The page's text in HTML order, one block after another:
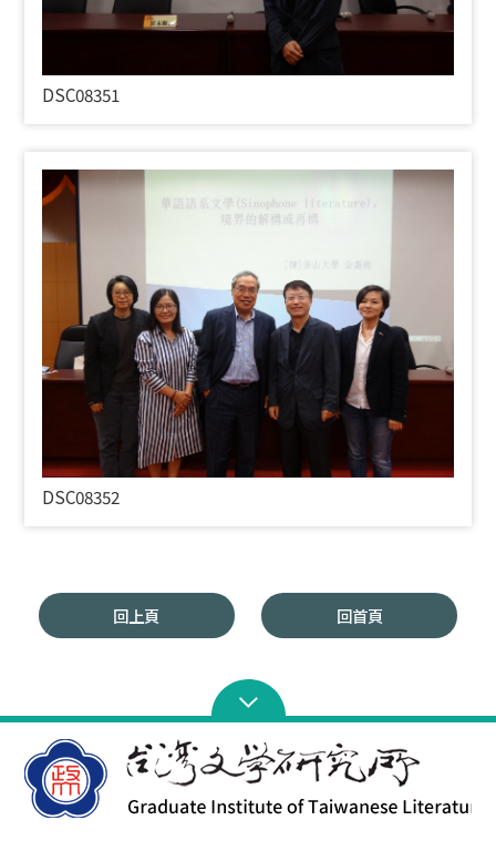
DSC08351
DSC08352
回上頁 回首頁